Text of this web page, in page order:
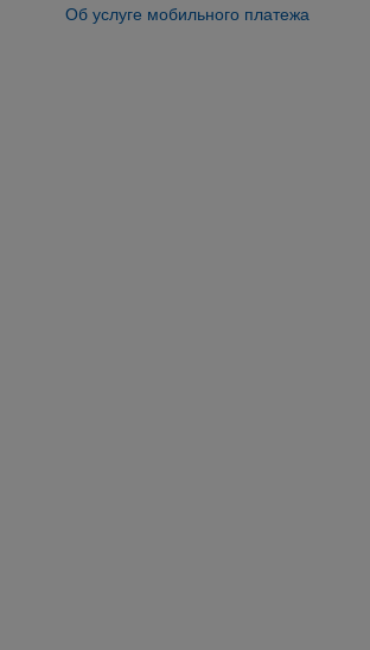
Об услуге мобильного платежа